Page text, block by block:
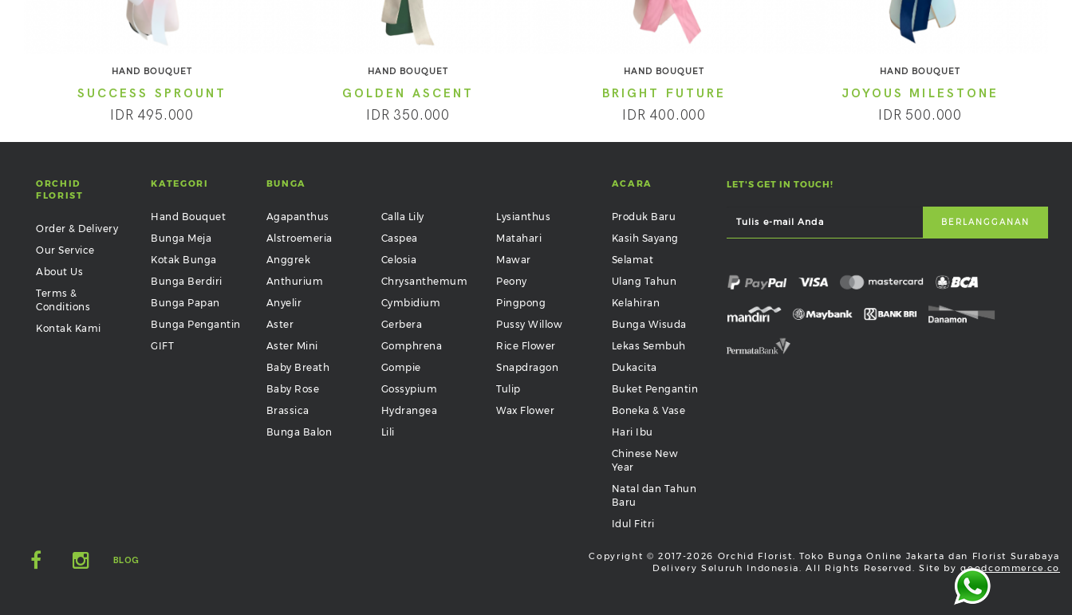
HAND BOUQUET
SUCCESS SPROUNT
IDR 495.000
HAND BOUQUET
GOLDEN ASCENT
IDR 350.000
HAND BOUQUET
BRIGHT FUTURE
IDR 400.000
HAND BOUQUET
JOYOUS MILESTONE
IDR 500.000
ORCHID
FLORIST
Order & Delivery
Our Service
About Us
Terms &
Conditions
Kontak Kami
KATEGORI
Hand Bouquet
Bunga Meja
Kotak Bunga
Bunga Berdiri
Bunga Papan
Bunga Pengantin
GIFT
BUNGA
Agapanthus
Alstroemeria
Anggrek
Anthurium
Anyelir
Aster
Aster Mini
Baby Breath
Baby Rose
Brassica
Bunga Balon
Calla Lily
Caspea
Celosia
Chrysanthemum
Cymbidium
Gerbera
Gomphrena
Gompie
Gossypium
Hydrangea
Lili
Lysianthus
Matahari
Mawar
Peony
Pingpong
Pussy Willow
Rice Flower
Snapdragon
Tulip
Wax Flower
ACARA
Produk Baru
Kasih Sayang
Selamat
Ulang Tahun
Kelahiran
Bunga Wisuda
Lekas Sembuh
Dukacita
Buket Pengantin
Boneka & Vase
Hari Ibu
Chinese New
Year
Natal dan Tahun
Baru
Idul Fitri
LET'S GET IN TOUCH!
BLOG
Copyright © 2017-2026 Orchid Florist. Toko Bunga Online Jakarta dan Florist Surabaya
Delivery Seluruh Indonesia. All Rights Reserved. Site bygoodcommerce.co